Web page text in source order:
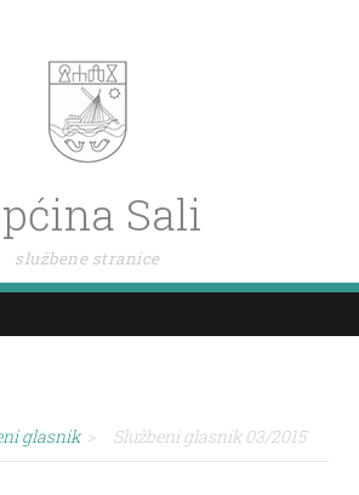
Sali
službene stranice
glasnik > Službeni glasnik 03/2015